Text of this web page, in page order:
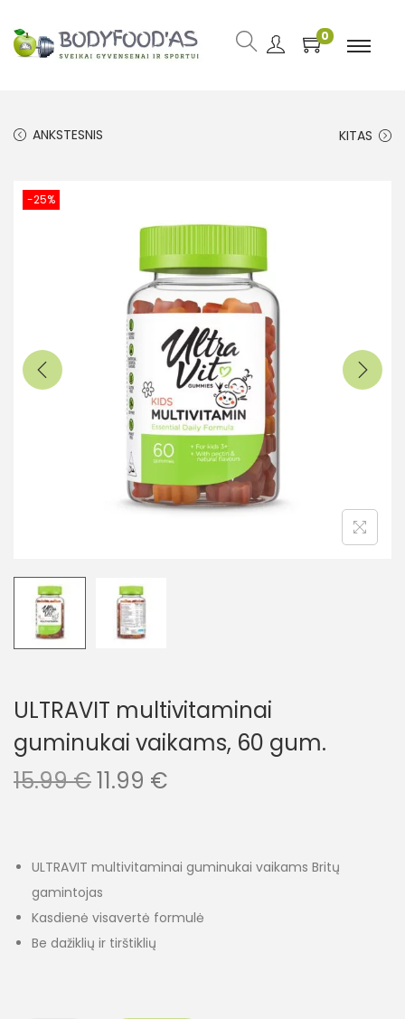
0
ANKSTESNIS KITAS
-25%
ULTRAVIT multivitaminai
guminukai vaikams, 60 gum.
15.99€11.99 €
ULTRAVIT multivitaminai guminukai vaikams Britų
gamintojas
Kasdienė visavertė formulė
Be dažiklių ir tirštiklių